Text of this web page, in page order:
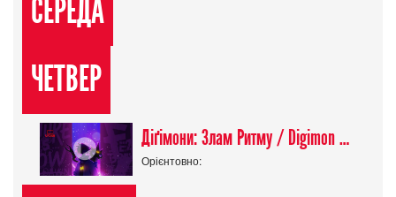
СЕРЕДА
ЧЕТВЕР
Діґімони: Злам Ритму / Digimon Beatbreak
Орієнтовно: